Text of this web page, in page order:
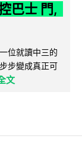
巴士 門,
位就讀中三的
步變成真正可
文